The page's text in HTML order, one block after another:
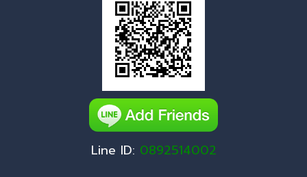
Line ID: 0892514002